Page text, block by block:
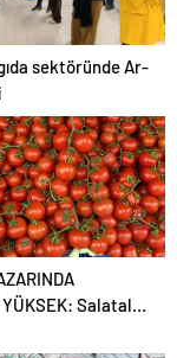
sektöründe Ar-
Salatalık